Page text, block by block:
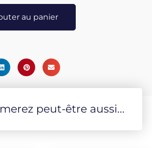
au panier
peut-être aussi...